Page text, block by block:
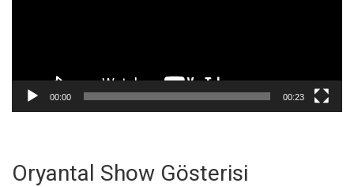
00:00 00:23
Oryantal Show Gösterisi